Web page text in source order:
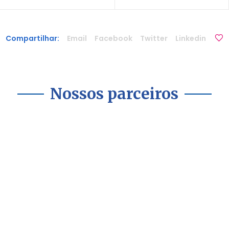
Compartilhar: Email Facebook Twitter Linkedin
Nossos parceiros